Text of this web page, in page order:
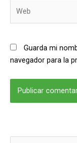
Guarda mi
navegador para la